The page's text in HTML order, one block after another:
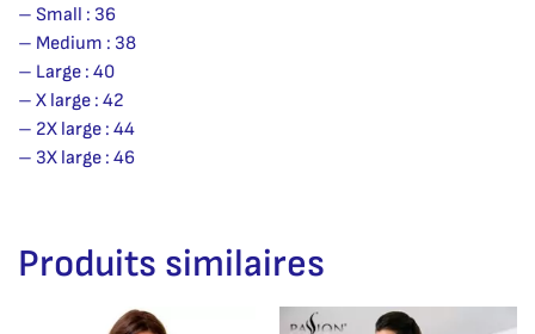
– Small : 36
– Medium : 38
– Large : 40
– X large : 42
– 2X large : 44
– 3X large : 46
Produits similaires